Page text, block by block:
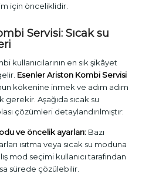
için önceliklidir.
Servisi: Sıcak su
kullanıcılarının en sık şikâyet
Esenler Ariston Kombi Servisi
kökenine inmek ve adım adım
gerekir. Aşağıda sıcak su
çözümleri detaylandırılmıştır:
ve öncelik ayarları:Bazı
ısıtma veya sıcak su moduna
mod seçimi kullanıcı tarafından
sürede çözülebilir.